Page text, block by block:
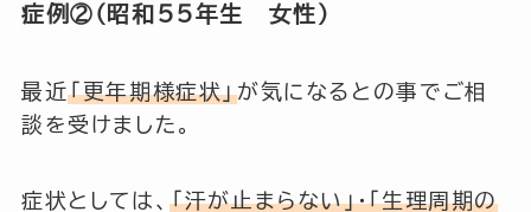
症例②（昭和55年生 女性）
最近「更年期様症状」が気になるとの事でご相
談を受けました。
症状としては、「汗が止まらない」・「生理周期の